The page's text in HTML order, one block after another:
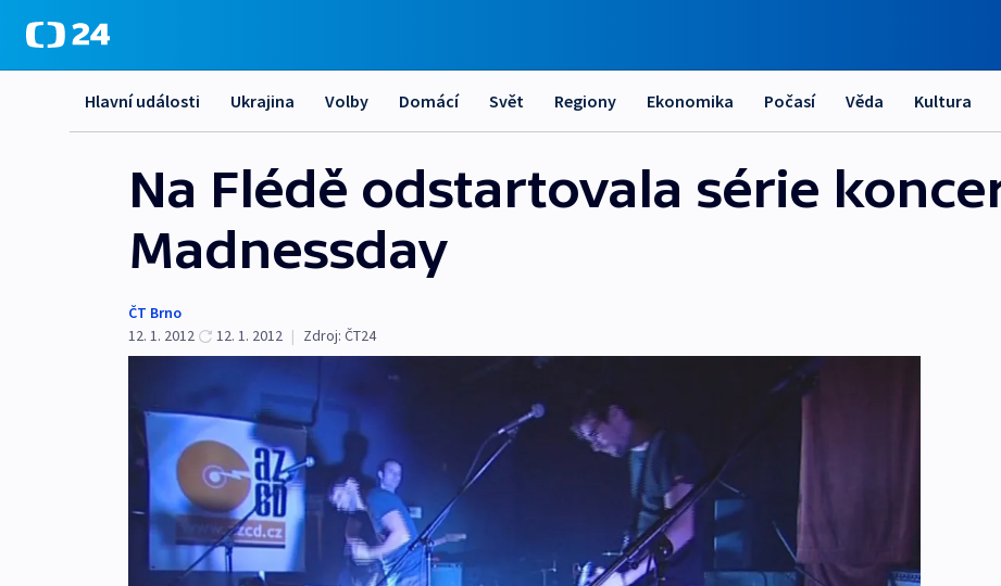
Hlavní události Ukrajina Volby Domácí Svět Regiony Ekonomika Počasí Věda Kultura
Na Flédě odstartovala série
Madnessday
ČT Brno
12. 1. 2012
12. 1. 2012 | Zdroj: ČT24